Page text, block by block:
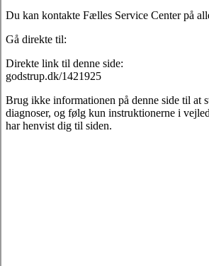
Du kan kontakte Fælles Service Center på
Gå direkte til:
Direkte link til denne side:
godstrup.dk/1421925
Brug ikke informationen på denne side til at
diagnoser, og følg kun instruktionerne i
har henvist dig til siden.